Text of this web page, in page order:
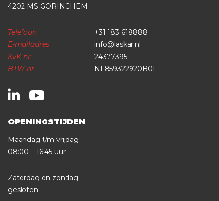
4202 MS GORINCHEM
Telefoon
+31 183 618888
E-mailadres
info@laskar.nl
KvK-nr
24377395
BTW-nr
NL859322920B01
OPENINGSTIJDEN
Maandag t/m vrijdag
08:00 – 16:45 uur
Zaterdag en zondag
gesloten